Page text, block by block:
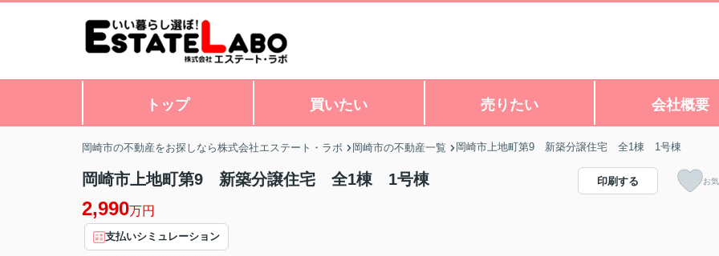
トップ 買いたい 売りたい 会社概要
岡崎市の不動産をお探しなら株式会社エステート・ラボ 岡崎市の不動産一覧 岡崎市上地町第9 新築分譲住宅 全1棟 1号棟
岡崎市上地町第9 新築分譲住宅 全1棟 1号棟
2,990万円
支払いシミュレーション
印刷する お